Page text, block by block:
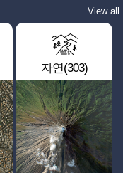
View all
자연(303)